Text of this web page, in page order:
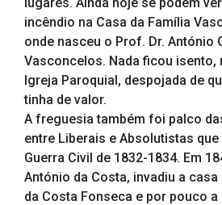
incêndio na Casa da Família
onde nasceu o Prof. Dr. António
Vasconcelos. Nada ficou isento,
Igreja Paroquial, despojada de
tinha de valor.
A freguesia também foi palco
entre Liberais e Absolutistas
Guerra Civil de 1832-1834. Em
António da Costa, invadiu a
da Costa Fonseca e por pouco